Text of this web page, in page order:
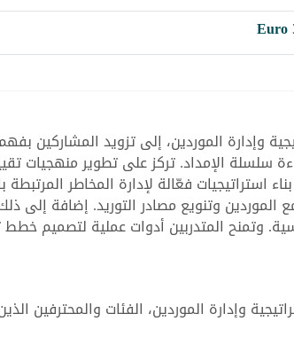
Euro
وإدارة الموردين، إلى تزويد المشاركين
سلسلة الإمداد. تركز على تطوير منهجيات
فعّالة لإدارة المخاطر المرتبطة
وتنويع مصادر التوريد. إضافة إلى
وتمنح المتدربين أدوات عملية لتصميم
وإدارة الموردين، الفئات والمحترفين